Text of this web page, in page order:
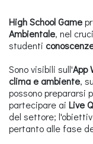
High School Game
Ambientale, nel
studenti
Sono visibili sull'App
clima e ambiente,
possono prepararsi
partecipare ai Live
del settore;
pertanto alle fase